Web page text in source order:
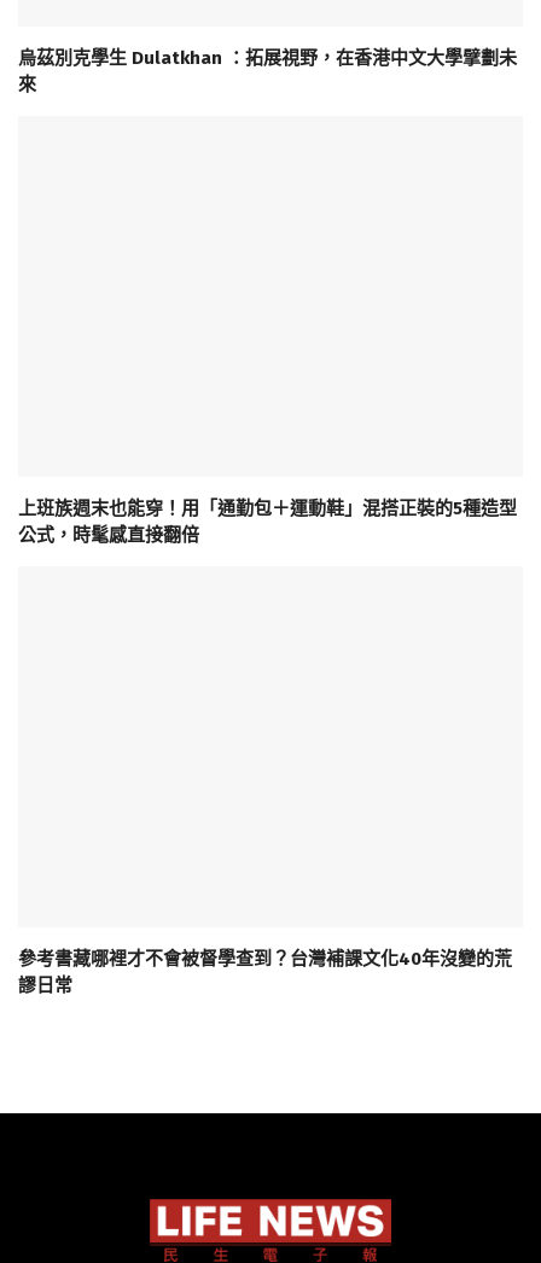
烏茲別克學生 Dulatkhan ：拓展視野，在香港中文大學擘劃未
來
上班族週末也能穿！用「通勤包＋運動鞋」混搭正裝的5種造型
公式，時髦感直接翻倍
參考書藏哪裡才不會被督學查到？台灣補課文化40年沒變的荒
謬日常